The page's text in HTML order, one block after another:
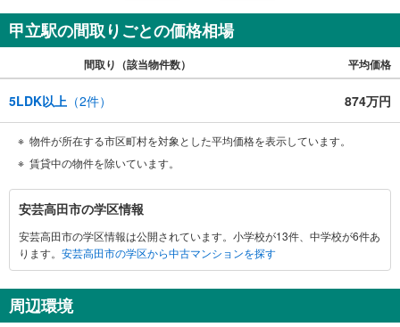
甲立駅の間取りごとの価格相場
間取り（該当物件数） 平均価格
5LDK以上 （2件） 874万円
物件が所在する市区町村を対象とした平均価格を表示しています。
賃貸中の物件を除いています。
安
芸
高
田
に
関
安芸高田市の学区情報
安芸高田市の学区情報は公開されています。小学校が13件、中学校が6件あ
ります。 安芸高田市の学区から中古マンションを探す
周辺環境